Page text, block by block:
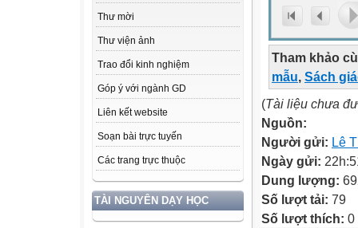
Thư mời
Thư viện ảnh
Trao đổi kinh nghiệm
Góp ý với ngành GD
Liên kết website
Soạn bài trực tuyến
Các trang trực thuộc
TÀI NGUYÊN DẠY HỌC
Tham khảo
mẫu, Sách
(Tài liệu chưa
Nguồn:
Người gửi: Lê
Ngày gửi:
Dung lượng:
Số lượt tải: 79
Số lượt thích: 0